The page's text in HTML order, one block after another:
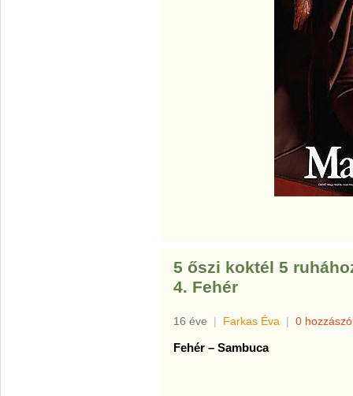
5 őszi koktél 5
4. Fehér
16 éve | Farkas Éva | 0
Fehér – Sambuca